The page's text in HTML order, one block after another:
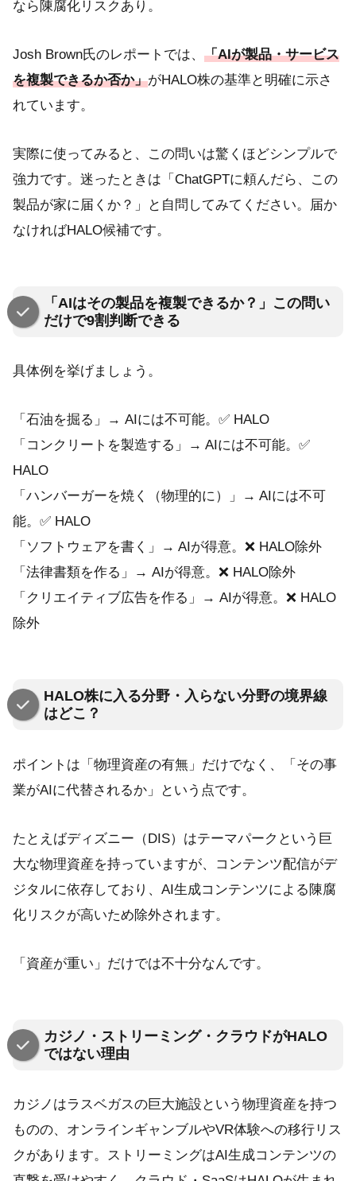
なら陳腐化リスクあり。
Josh Brown氏のレポートでは、 「AIが製品・サービス
を複製できるか否か」がHALO株の基準と明確に示さ
れています。
実際に使ってみると、この問いは驚くほどシンプルで
強力です。迷ったときは「ChatGPTに頼んだら、この
製品が家に届くか？」と自問してみてください。届か
なければHALO候補です。
「AIはその製品を複製できるか？」この問い
だけで9割判断できる
具体例を挙げましょう。
「石油を掘る」→ AIには不可能。✅ HALO
「コンクリートを製造する」→ AIには不可能。✅
HALO
「ハンバーガーを焼く（物理的に）」→ AIには不可
能。✅ HALO
「ソフトウェアを書く」→ AIが得意。❌ HALO除外
「法律書類を作る」→ AIが得意。❌ HALO除外
「クリエイティブ広告を作る」→ AIが得意。❌ HALO
除外
HALO株に入る分野・入らない分野の境界線
はどこ？
ポイントは「物理資産の有無」だけでなく、「その事
業がAIに代替されるか」という点です。
たとえばディズニー（DIS）はテーマパークという巨
大な物理資産を持っていますが、コンテンツ配信がデ
ジタルに依存しており、AI生成コンテンツによる陳腐
化リスクが高いため除外されます。
「資産が重い」だけでは不十分なんです。
カジノ・ストリーミング・クラウドがHALO
ではない理由
カジノはラスベガスの巨大施設という物理資産を持つ
ものの、オンラインギャンブルやVR体験への移行リス
クがあります。ストリーミングはAI生成コンテンツの